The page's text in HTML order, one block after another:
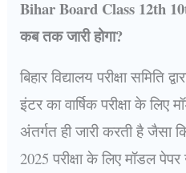
Bihar Board Class 12th
कब तक जारी होगा?
बिहार विद्यालय परीक्षा समिति
इंटर का वार्षिक परीक्षा के
अंतर्गत ही जारी करती है जैसा कि
2025 परीक्षा के लिए मॉडल